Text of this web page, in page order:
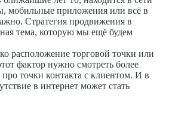
мобильные приложения или всё в
Стратегия продвижения в
тема, которую мы ещё будем
расположение торговой точки или
фактор нужно смотреть более
точки контакта с клиентом. И в
в интернет может стать